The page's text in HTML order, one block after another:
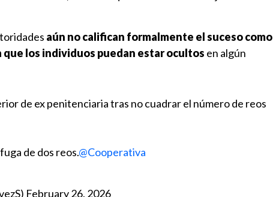
aún no califican formalmente el suceso como
que los individuos puedan estar ocultos en algún
de ex penitenciaria tras no cuadrar el número de reos
de dos reos.@Cooperativa
February 26, 2026